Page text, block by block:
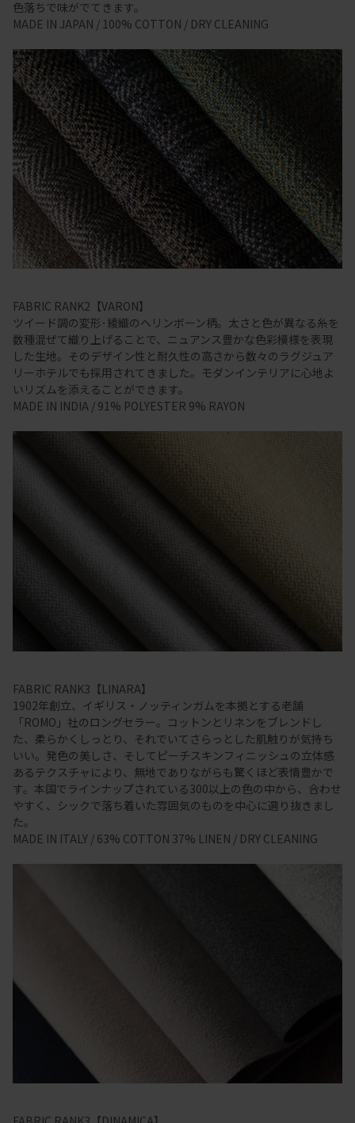
色落ちで味がでてきます。
MADE IN JAPAN / 100% COTTON / DRY CLEANING
FABRIC RANK2【VARON】
ツイード調の変形･綾織のヘリンボーン柄。太さと色が異なる糸を
数種混ぜて織り上げることで、ニュアンス豊かな色彩模様を表現
した生地。そのデザイン性と耐久性の高さから数々のラグジュア
リーホテルでも採用されてきました。モダンインテリアに心地よ
いリズムを添えることができます。
MADE IN INDIA / 91% POLYESTER 9% RAYON
FABRIC RANK3【LINARA】
1902年創立、イギリス・ノッティンガムを本拠とする老舗
「ROMO」社のロングセラー。コットンとリネンをブレンドし
た、柔らかくしっとり、それでいてさらっとした肌触りが気持ち
いい。発色の美しさ、そしてピーチスキンフィニッシュの立体感
あるテクスチャにより、無地でありながらも驚くほど表情豊かで
す。本国でラインナップされている300以上の色の中から、合わせ
やすく、シックで落ち着いた雰囲気のものを中心に選り抜きまし
た。
MADE IN ITALY / 63% COTTON 37% LINEN / DRY CLEANING